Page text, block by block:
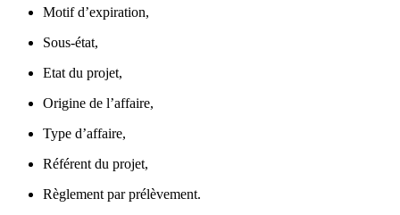
Motif d’expiration,
Sous-état,
Etat du projet,
Origine de l’affaire,
Type d’affaire,
Référent du projet,
Règlement par prélèvement.